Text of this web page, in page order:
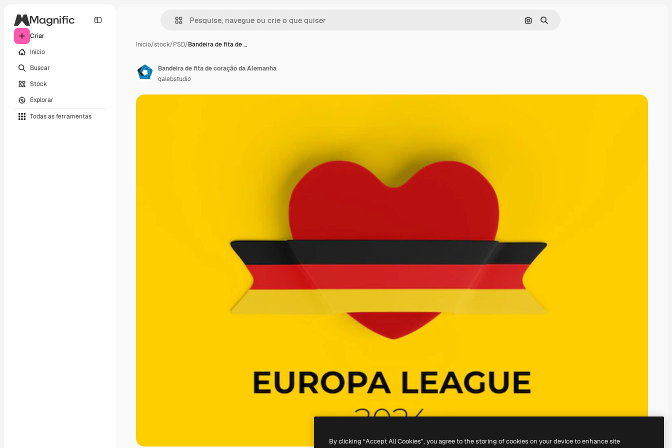
Criar
Início
Buscar
Stock
Explorar
Todas as ferramentas
Pesquisar por imagem
Buscar
Início/stock/PSD/Bandeira de fita de …
Bandeira de fita de coração da Alemanha
qalebstudio
By clicking “Accept All Cookies”, you agree to the storing of cookies on your device to enhance site